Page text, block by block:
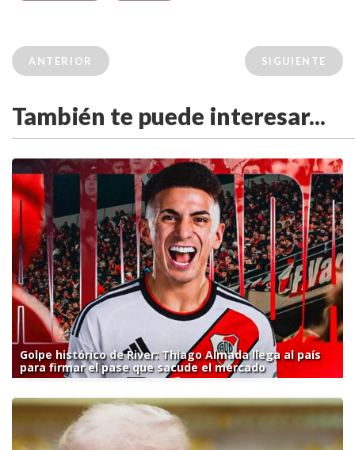
ANTERIOR SIGUIENTE
También te puede interesar...
Golpe histórico de River: Thiago Almada llega al país
para firmar el pase que sacude el mercado